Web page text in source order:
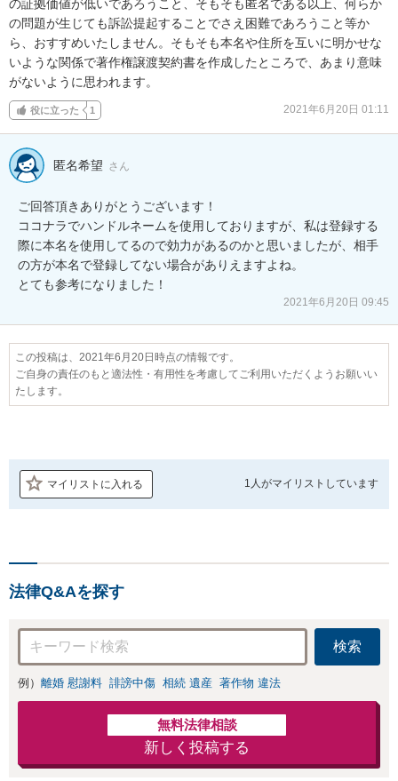
の証拠価値が低いであろうこと、そもそも匿名である以上、何らか
の問題が生じても訴訟提起することでさえ困難であろうこと等か
ら、おすすめいたしません。そもそも本名や住所を互いに明かせな
いような関係で著作権譲渡契約書を作成したところで、あまり意味
がないように思われます。
役に立った 1 2021年6月20日 01:11
匿名希望 さん
ご回答頂きありがとうございます！
ココナラでハンドルネームを使用しておりますが、私は登録する
際に本名を使用してるので効力があるのかと思いましたが、相手
の方が本名で登録してない場合がありえますよね。
とても参考になりました！
2021年6月20日 09:45
この投稿は、2021年6月20日時点の情報です。
ご自身の責任のもと適法性・有用性を考慮してご利用いただくようお願いい
たします。
マイリストに入れる 1人がマイリストしています
法律Q&Aを探す
検索
例） 離婚 慰謝料 誹謗中傷 相続 遺産 著作物 違法
無料法律相談
新しく投稿する